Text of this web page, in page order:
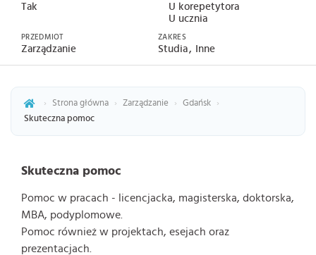
Tak
U korepetytora
U ucznia
PRZEDMIOT
Zarządzanie
ZAKRES
Studia Inne
› Strona główna › Zarządzanie › Gdańsk
›
Skuteczna pomoc
Skuteczna pomoc
Pomoc w pracach - licencjacka, magisterska, doktorska,
MBA, podyplomowe.
Pomoc również w projektach, esejach oraz
prezentacjach.